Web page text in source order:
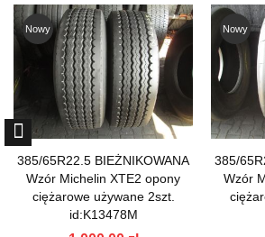
Nowy
385/65R22.5 BIEŻNIKOWANA
Wzór Michelin XTE2 opony
ciężarowe używane 2szt.
id:K13478M
Nowy
385/
Wzór